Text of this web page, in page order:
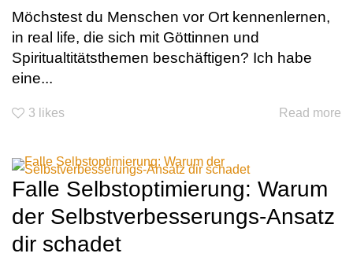
Möchstest du Menschen vor Ort kennenlernen,
in real life, die sich mit Göttinnen und
Spiritualtitätsthemen beschäftigen? Ich habe
eine...
3 likes Read more
Falle Selbstoptimierung: Warum
der Selbstverbesserungs-Ansatz
dir schadet